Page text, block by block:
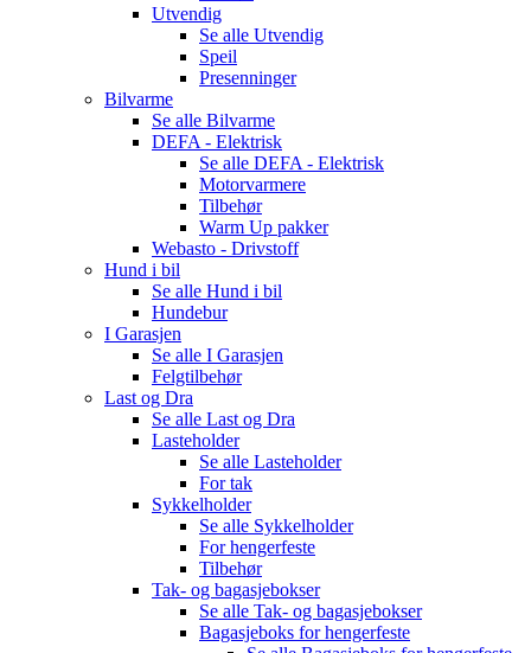
Utvendig
Se alle Utvendig
Speil
Presenninger
Bilvarme
Se alle Bilvarme
DEFA - Elektrisk
Se alle DEFA - Elektrisk
Motorvarmere
Tilbehør
Warm Up pakker
Webasto - Drivstoff
Hund i bil
Se alle Hund i bil
Hundebur
I Garasjen
Se alle I Garasjen
Felgtilbehør
Last og Dra
Se alle Last og Dra
Lasteholder
Se alle Lasteholder
For tak
Sykkelholder
Se alle Sykkelholder
For hengerfeste
Tilbehør
Tak- og bagasjebokser
Se alle Tak- og bagasjebokser
Bagasjeboks for hengerfeste